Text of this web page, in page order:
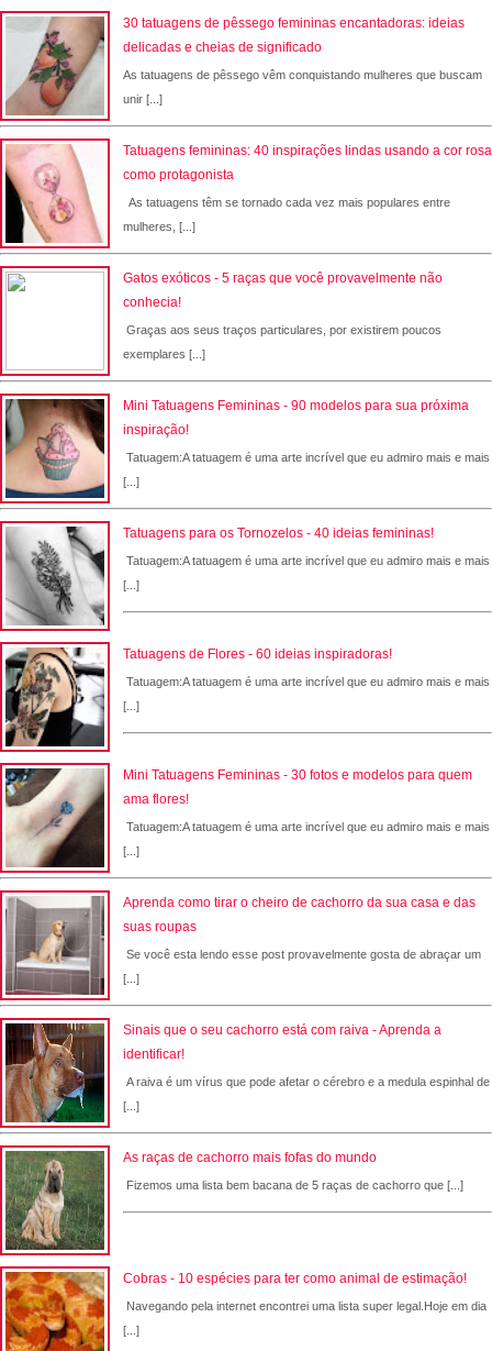
30 tatuagens de pêssego femininas encantadoras: ideias
delicadas e cheias de significado
As tatuagens de pêssego vêm conquistando mulheres que buscam
unir [...]
Tatuagens femininas: 40 inspirações lindas usando a cor rosa
como protagonista
As tatuagens têm se tornado cada vez mais populares entre
mulheres, [...]
Gatos exóticos - 5 raças que você provavelmente não
conhecia!
Graças aos seus traços particulares, por existirem poucos
exemplares [...]
Mini Tatuagens Femininas - 90 modelos para sua próxima
inspiração!
Tatuagem:A tatuagem é uma arte incrível que eu admiro mais e mais
[...]
Tatuagens para os Tornozelos - 40 ideias femininas!
Tatuagem:A tatuagem é uma arte incrível que eu admiro mais e mais
[...]
Tatuagens de Flores - 60 ideias inspiradoras!
Tatuagem:A tatuagem é uma arte incrível que eu admiro mais e mais
[...]
Mini Tatuagens Femininas - 30 fotos e modelos para quem
ama flores!
Tatuagem:A tatuagem é uma arte incrível que eu admiro mais e mais
[...]
Aprenda como tirar o cheiro de cachorro da sua casa e das
suas roupas
Se você esta lendo esse post provavelmente gosta de abraçar um
[...]
Sinais que o seu cachorro está com raiva - Aprenda a
identificar!
A raiva é um vírus que pode afetar o cérebro e a medula espinhal de
[...]
As raças de cachorro mais fofas do mundo
Fizemos uma lista bem bacana de 5 raças de cachorro que [...]
Cobras - 10 espécies para ter como animal de estimação!
Navegando pela internet encontrei uma lista super legal.Hoje em dia
[...]